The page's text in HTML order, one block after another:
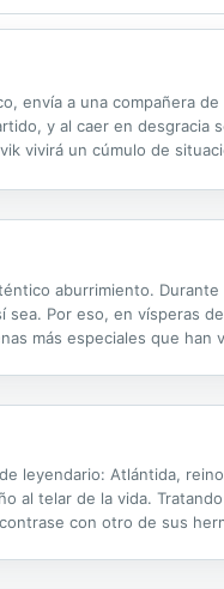
envía a una compañera
y al caer en
vivirá un cúmulo de
aburrimiento.
Por eso, en vísperas
más especiales que
leyendario: Atlántida,
al telar de la vida.
con otro de sus